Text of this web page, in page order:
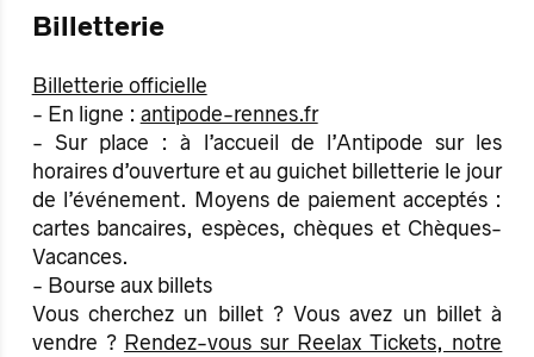
Billetterie
Billetterie officielle
- En ligne : antipode-rennes.fr
- Sur place : à l’accueil de l’Antipode sur les
horaires d’ouverture et au guichet billetterie le jour
de l’événement. Moyens de paiement acceptés :
cartes bancaires, espèces, chèques et Chèques-
Vacances.
- Bourse aux billets
Vous cherchez un billet ? Vous avez un billet à
vendre ? Rendez-vous sur Reelax Tickets, notre